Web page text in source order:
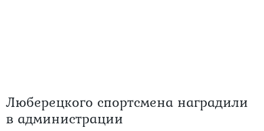
Люберецкого спортсмена наградили
в администрации